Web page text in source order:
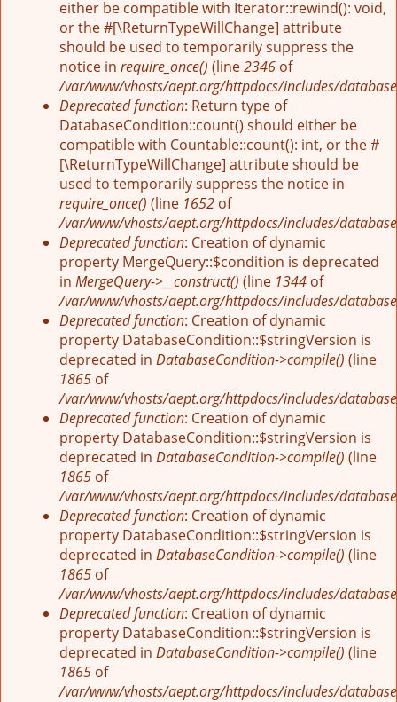
either be compatible with Iterator::rewind(): void,
or the #[\ReturnTypeWillChange] attribute
should be used to temporarily suppress the
notice in require_once() (line2346 of
/var/www/vhosts/aept.org/httpdocs/includes/
Deprecated function: Return type of
DatabaseCondition::count() should either be
compatible with Countable::count(): int, or the #
[\ReturnTypeWillChange] attribute should be
used to temporarily suppress the notice in
require_once() (line 1652 of
/var/www/vhosts/aept.org/httpdocs/includes/
Deprecated function: Creation of dynamic
property MergeQuery::$condition is deprecated
in MergeQuery->__construct() (line 1344 of
/var/www/vhosts/aept.org/httpdocs/includes/
Deprecated function: Creation of dynamic
property DatabaseCondition::$stringVersion is
deprecated in DatabaseCondition->compile() (line
1865 of
/var/www/vhosts/aept.org/httpdocs/includes/
Deprecated function: Creation of dynamic
property DatabaseCondition::$stringVersion is
deprecated in DatabaseCondition->compile() (line
1865 of
/var/www/vhosts/aept.org/httpdocs/includes/
Deprecated function: Creation of dynamic
property DatabaseCondition::$stringVersion is
deprecated in DatabaseCondition->compile() (line
1865 of
/var/www/vhosts/aept.org/httpdocs/includes/
Deprecated function: Creation of dynamic
property DatabaseCondition::$stringVersion is
deprecated in DatabaseCondition->compile() (line
1865 of
/var/www/vhosts/aept.org/httpdocs/includes/